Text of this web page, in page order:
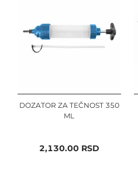
DOZATOR ZA TEČNOST 350
ML
2,130.00RSD